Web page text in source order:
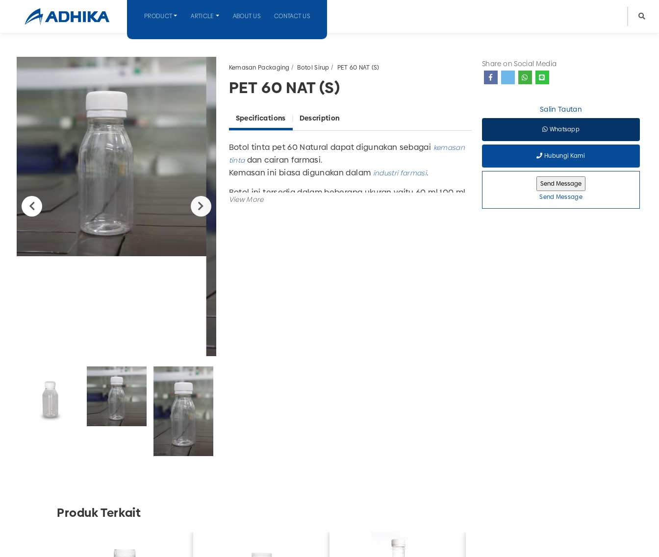
PRODUCT ARTICLE ABOUT US CONTACT US
Kemasan Packaging Botol Sirup PET 60 NAT (S)
PET 60 NAT (S)
Specifications Description
Botol tinta pet 60 Naturaldapat digunakan sebagai kemasan
tintadan cairan farmasi.
Kemasan ini biasa digunakan dalam industri farmasi.
Botol ini tersedia dalam beberapa ukuran yaitu 60 ml,100 ml
dan
Share on Social Media
Salin Tautan
Whatsapp
Hubungi Kami
Send Message
Produk Terkait